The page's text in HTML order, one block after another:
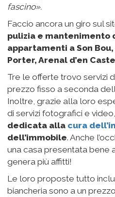
fascino».
Faccio ancora un giro sul
pulizia e mantenimento
appartamenti a Son
Porter, Arenal d’en
Tre le offerte trovo servizi
prezzo fisso a seconda
Inoltre, grazie alla loro
di servizi fotografici e
dedicata alla cura
dell’immobile. Anche
una casa presentata bene
genera più affitti!
Le loro proposte tutto
biancheria sono a un